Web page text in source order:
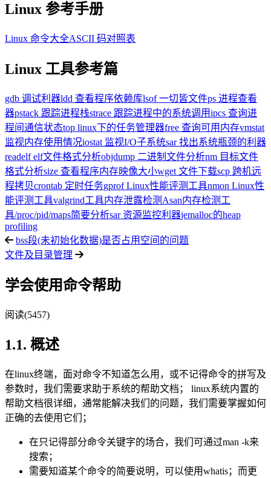
Linux 参考手册
Linux 命令大全ASCII 码对照表
Linux 工具参考篇
gdb 调试利器ldd 查看程序依赖库lsof 一切皆文件ps 进程查看
器pstack 跟踪进程栈strace 跟踪进程中的系统调用ipcs 查询进
程间通信状态top linux下的任务管理器free 查询可用内存vmstat
监视内存使用情况iostat 监视I/O子系统sar 找出系统瓶颈的利器
readelf elf文件格式分析objdump 二进制文件分析nm 目标文件
格式分析size 查看程序内存映像大小wget 文件下载scp 跨机远
程拷贝crontab 定时任务gprof Linux性能评测工具nmon Linux性
能评测工具valgrind工具内存泄露检测 Asan内存检测工
具/proc/pid/maps简要分析sar 资源监控利器jemalloc的heap
profiling
bss段(未初始化数据)是否占用空间的问题
文件及目录管理
学会使用命令帮助
阅读(5457)
1.1. 概述
在linux终端，面对命令不知道怎么用，或不记得命令的拼写及
参数时，我们需要求助于系统的帮助文档； linux系统内置的
帮助文档很详细，通常能解决我们的问题，我们需要掌握如何
正确的去使用它们；
在只记得部分命令关键字的场合，我们可通过man -k来
搜索；
需要知道某个命令的简要说明，可以使用whatis；而更